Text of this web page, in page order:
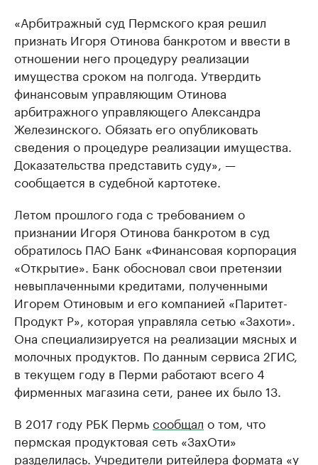
«Арбитражный суд Пермского края решил
признать Игоря Отинова банкротом и ввести в
отношении него процедуру реализации
имущества сроком на полгода. Утвердить
финансовым управляющим Отинова
арбитражного управляющего Александра
Железинского. Обязать его опубликовать
сведения о процедуре реализации имущества.
Доказательства представить суду», —
сообщается в судебной картотеке.
Летом прошлого года с требованием о
признании Игоря Отинова банкротом в суд
обратилось ПАО Банк «Финансовая корпорация
«Открытие». Банк обосновал свои претензии
невыплаченными кредитами, полученными
Игорем Отиновым и его компанией «Паритет-
Продукт Р», которая управляла сетью «Захоти».
Она специализируется на реализации мясных и
молочных продуктов. По данным сервиса 2ГИС,
в текущем году в Перми работают всего 4
фирменных магазина сети, ранее их было 13.
В 2017 году РБК Пермьсообщал о том, что
пермская продуктовая сеть «ЗахОти»
разделилась. Учредители ритейлера формата «у